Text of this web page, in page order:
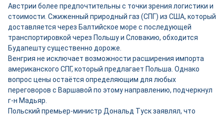
Австрии более предпочтительны с точки зрения логистики и
стоимости. Сжиженный природный газ (СПГ) из США, который
доставляется через Балтийское море с последующей
транспортировкой через Польшу и Словакию, обходится
Будапешту существенно дороже.
Венгрия не исключает возможности расширения импорта
американского СПГ, который предлагает Польша. Однако
вопрос цены остаётся определяющим для любых
переговоров с Варшавой по этому направлению, подчеркнул
г-н Мадьяр.
Польский премьер-министр Дональд Туск заявлял, что